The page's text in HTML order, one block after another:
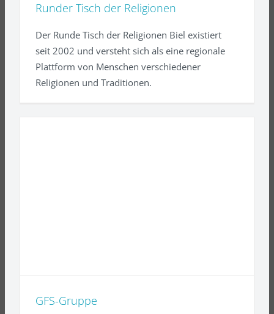
Runder Tisch der Religionen
Der Runde Tisch der Religionen Biel existiert
seit 2002 und versteht sich als eine regionale
Plattform von Menschen verschiedener
Religionen und Traditionen.
GFS-Gruppe